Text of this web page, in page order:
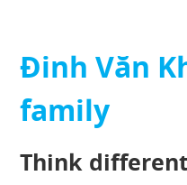
Đinh Văn
family
Think different